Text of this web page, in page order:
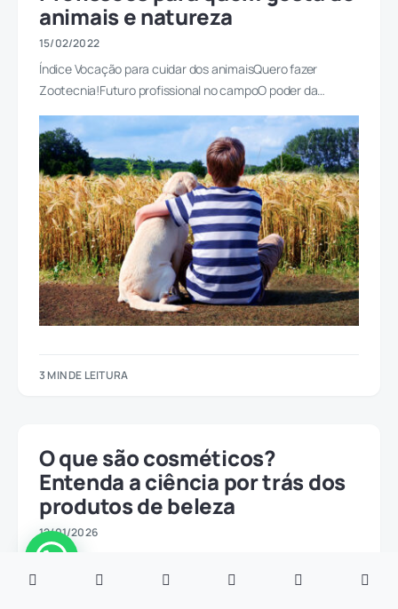
animais e natureza
15/02/2022
Índice Vocação para cuidar dos animaisQuero fazer
Zootecnia!Futuro profissional no campoO poder da…
3 MIN DE LEITURA
O que são cosméticos?
Entenda a ciência por trás dos
produtos de beleza
12/01/2026
Índice Qual é a definição de cosméticos?O que são ativos
cosméticos?Qual a diferença entre ativo e ingrediente?